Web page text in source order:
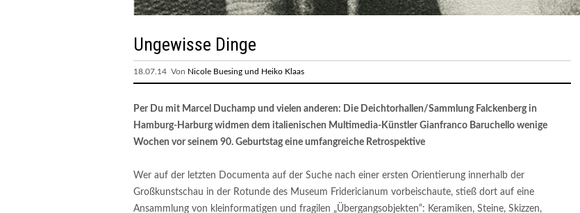
Ungewisse Dinge
18.07.14 Von Nicole Buesing und Heiko Klaas
Per Du mit Marcel Duchamp und vielen anderen: Die Deichtorhallen/Sammlung Falckenberg in
Hamburg-Harburg widmen dem italienischen Multimedia-Künstler Gianfranco Baruchello wenige
Wochen vor seinem 90. Geburtstag eine umfangreiche Retrospektive
Wer auf der letzten Documenta auf der Suche nach einer ersten Orientierung innerhalb der
Großkunstschau in der Rotunde des Museum Fridericianum vorbeischaute, stieß dort auf eine
Ansammlung von kleinformatigen und fragilen „Übergangsobjekten“: Keramiken, Steine, Skizzen,